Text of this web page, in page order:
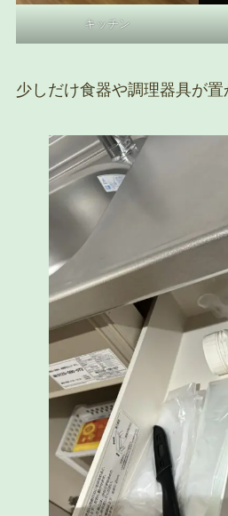
キッチン
少しだけ食器や調理器具が置